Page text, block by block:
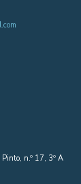
n.º 17, 3º A